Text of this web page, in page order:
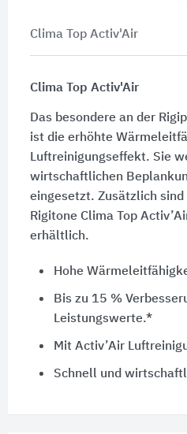
Clima Top Activ'Air
Clima Top Activ'Air
Das besondere an der
ist die erhöhte
Luftreinigungseffekt. Sie
wirtschaftlichen
eingesetzt. Zusätzlich
RigitoneClima Top
erhältlich.
Hohe
Bis zu 15 %
Leistungswerte.*
Mit Activ’Air
Schnell und